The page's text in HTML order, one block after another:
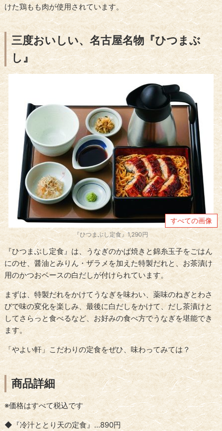
けた鶏もも肉が使用されています。
三度おいしい、名古屋名物『ひつまぶ
し』
すべての画像
『ひつまぶし定食』1,290円
『ひつまぶし定食』は、うなぎのかば焼きと錦糸玉子をごはん
にのせ、醤油とみりん・ザラメを加えた特製だれと、お茶漬け
用のかつおベースの白だしが付けられています。
まずは、特製だれをかけてうなぎを味わい、薬味のねぎとわさ
びで味の変化を楽しみ、最後に白だしをかけて、だし茶漬けと
してさらっと食べるなど、お好みの食べ方でうなぎを堪能でき
ます。
「やよい軒」こだわりの定食をぜひ、味わってみては？
商品詳細
※価格はすべて税込です
◆ 『冷汁ととり天の定食』…890円